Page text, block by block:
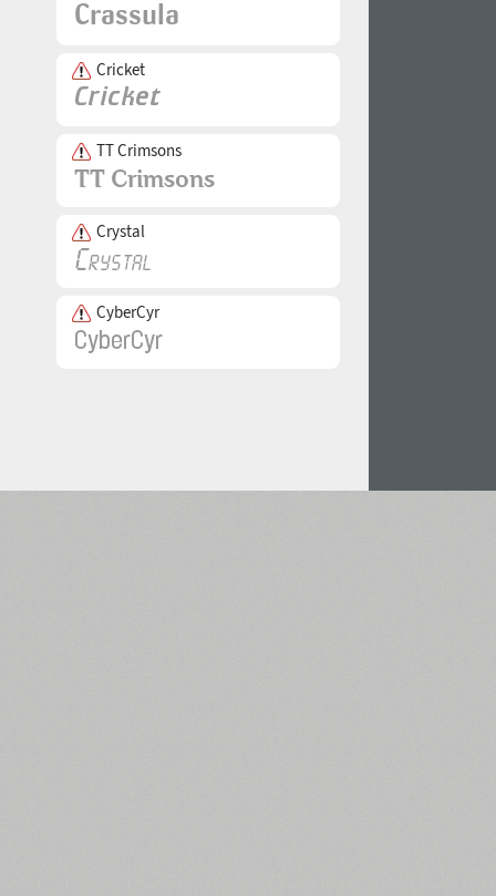
Cricket
TT Crimsons
Crystal
CyberCyr